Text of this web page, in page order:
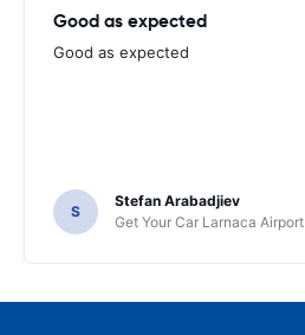
Good as expected
Good as expected
S
Stefan Arabadjiev
Get Your Car Larnaca Airport